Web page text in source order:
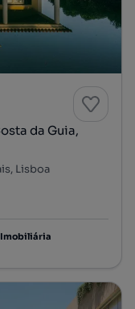
da Guia,
Lisboa
Imobiliária